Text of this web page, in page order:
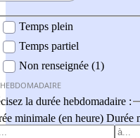
Temps plein
Temps partiel
Non renseignée (1)
la durée hebdomadaire :
minimale (en heure) Durée